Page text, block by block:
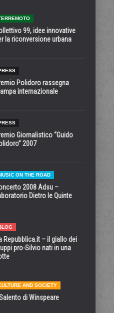
99, idee innovative
la riconversione urbana
Polidoro rassegna
internazionale
Giornalistico “Guido
2007
ON THE ROAD
2008 Adsu –
Dietro le Quinte
Repubblica.it – il giallo dei
pro-Silvio nati in una
AND SOCIETY
Salento di Winspeare